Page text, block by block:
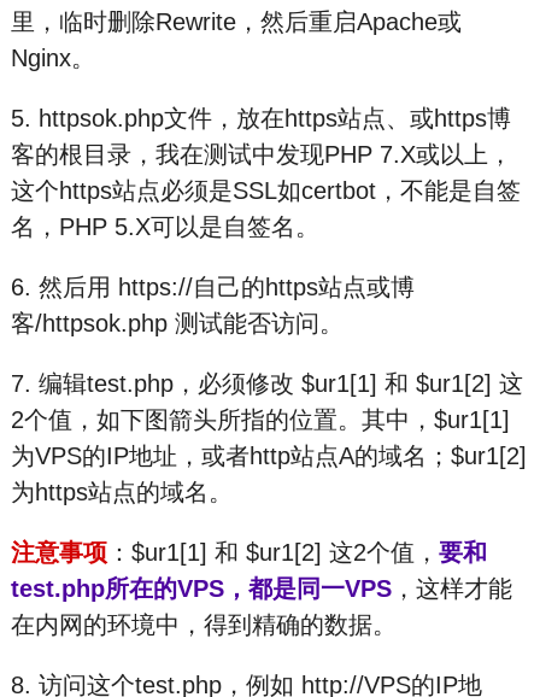
里，临时删除Rewrite，然后重启Apache或
Nginx。
5. httpsok.php文件，放在https站点、或https博
客的根目录，我在测试中发现PHP 7.X或以上，
这个https站点必须是SSL如certbot，不能是自签
名，PHP 5.X可以是自签名。
6. 然后用 https://自己的https站点或博
客/httpsok.php 测试能否访问。
7. 编辑test.php，必须修改 $ur1[1] 和 $ur1[2] 这
2个值，如下图箭头所指的位置。其中，$ur1[1]
为VPS的IP地址，或者http站点A的域名；$ur1[2]
为https站点的域名。
注意事项：$ur1[1] 和 $ur1[2] 这2个值， 要和
test.php所在的VPS，都是同一VPS，这样才能
在内网的环境中，得到精确的数据。
8. 访问这个test.php，例如 http://VPS的IP地